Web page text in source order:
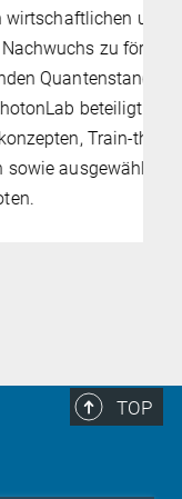
und
fördern und
zu
sich mit
the-
TOP